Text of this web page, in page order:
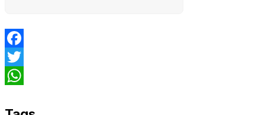
Facebook
Twitter